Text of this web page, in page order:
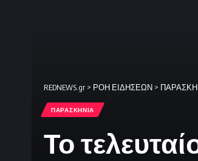
REDNEWS.gr > ΡΟΗ ΕΙΔΗΣΕΩΝ >
ΠΑΡΑΣΚΗΝΙΑ
Το